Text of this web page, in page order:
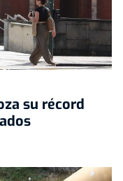
su récord